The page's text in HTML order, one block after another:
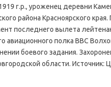
г.р., уроженец деревни
района Красноярского
последнего вылета
авиационного полка ВВС
боевого задания.
области.